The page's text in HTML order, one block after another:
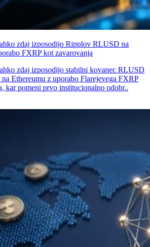
zdaj izposodijo Ripplov RLUSD na
FXRP kot zavarovanja
zdaj izposodijo stabilni kovanec RLUSD
Ethereumu z uporabo Flarejevega FXRP
kar pomeni prvo institucionalno odobr..